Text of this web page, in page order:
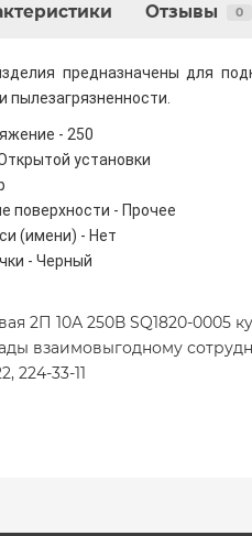
Отзывы 0
предназначены для
- 250
установки
поверхности - Прочее
(имени) - Нет
- Черный
2П 10А 250В SQ1820-0005
взаимовыгодному
224-33-11